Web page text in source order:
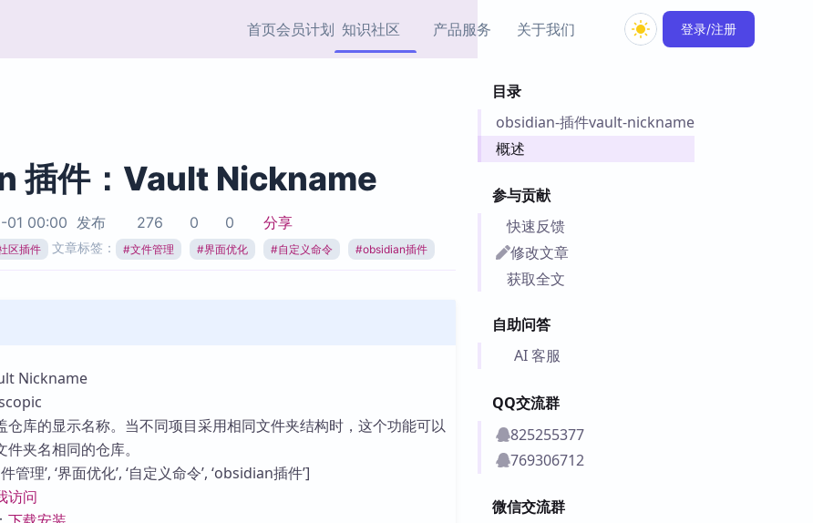
首页会员计划 知识社区
协作者
热门链接 Top5
产品服务
载
加速访问 Obsidian 官方
市场
Obsidian 思维导图插件
插件
Zettelkasten 实践示例
Obsidian 教程
关于我们 登录/注册
目录
obsidian-插件vault-nickname
概述
参与贡献
快速反馈
修改文章
获取全文
自助问答
AI 客服
QQ交流群
825255377
769306712
微信交流群
插件：Vault Nickname
01 00:00 发布 276 0 0 分享
区插件 文章标签： #文件管理 #界面优化 #自定义命令 #obsidian插件
Nickname
仓库的显示名称。当不同项目采用相同文件夹结构时，这个功能可以
夹名相同的仓库。
管理’, ‘界面优化’, ‘自定义命令’, ‘obsidian插件’]
访问